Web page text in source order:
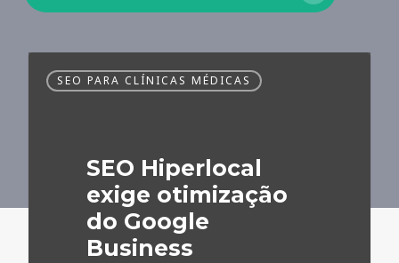
Hiperlocal
Business
SEO PARA CLÍNICAS MÉDICAS
SEO Hiperlocal
exige otimização
do Google
Business